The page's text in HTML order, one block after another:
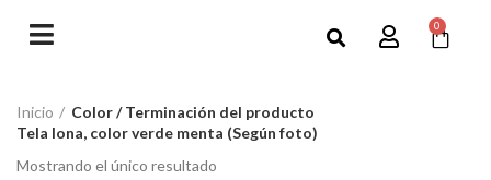
0
Inicio
Color / Terminación del producto
Tela lona, color verde menta (Según foto)
Mostrando el único resultado